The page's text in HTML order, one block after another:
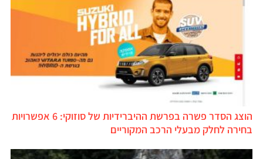
הוצג הסדר פשרה בפרשת ההיברידיות של סוזוקי: 6 אפשרויות
בחירה לחלק מבעלי הרכב המקוריים